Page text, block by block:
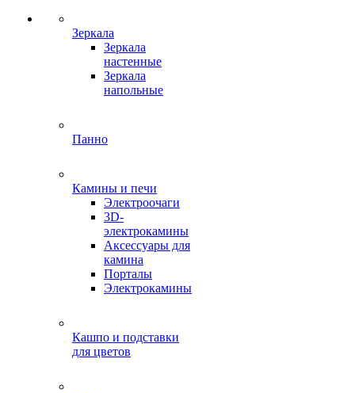
Зеркала
Зеркала
настенные
Зеркала
напольные
Панно
Камины и печи
Электроочаги
3D-
электрокамины
Аксессуары для
камина
Порталы
Электрокамины
Кашпо и подставки
для цветов